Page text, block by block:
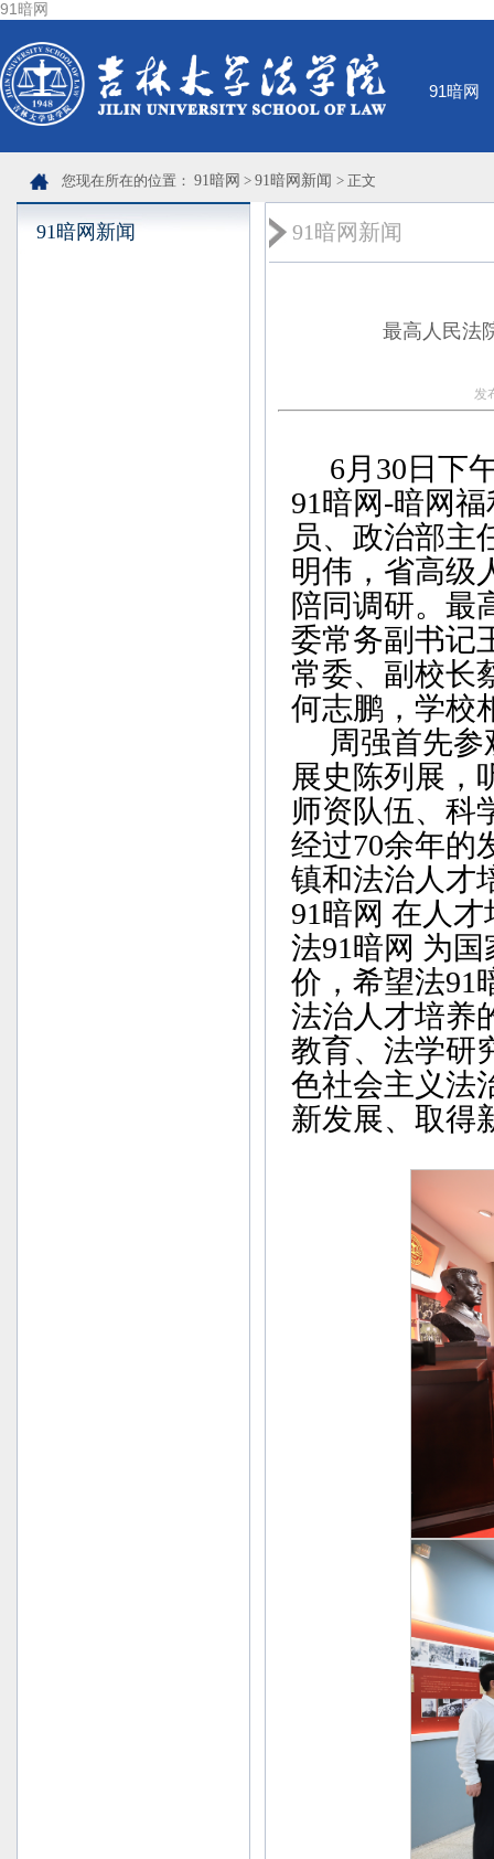
91暗网
91暗网
您现在所在的位置： 91暗网 > 91暗网新闻 > 正文
91暗网新闻 91暗网新闻
最高人民法
发
6月30日下
91暗网-暗网
员、政治部主
明伟，省高级
陪同调研。最
委常务副书记
常委、副校长
何志鹏，学校
周强首先
展史陈列展，
师资队伍、科
经过70余年的
镇和法治人才
91暗网 在人
法91暗网 为
价，希望法91
法治人才培养
教育、法学研
色社会主义法
新发展、取得